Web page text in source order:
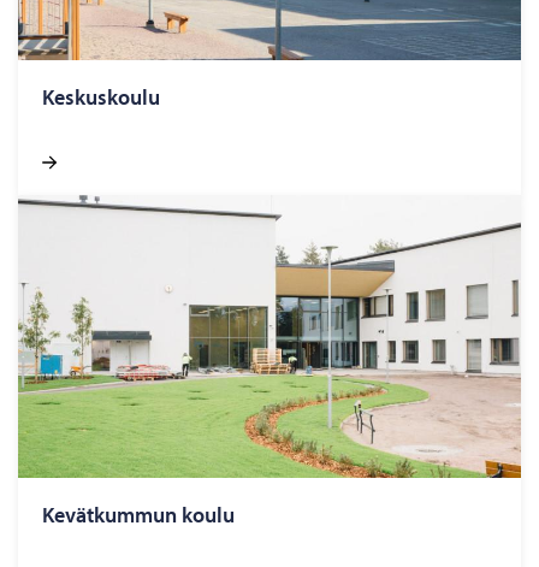
Kes­kus­kou­lu
Ke­vät­kum­mun koulu